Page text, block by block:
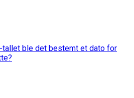
ble det bestemt et dato for